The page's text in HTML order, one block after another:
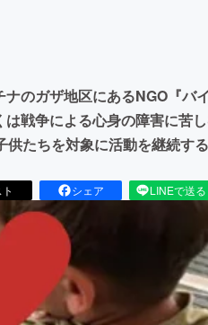
ナのガザ地区にあるNGO『バ
は戦争による心身の障害に苦
供たちを対象に活動を継続す
シェア LINEで送る